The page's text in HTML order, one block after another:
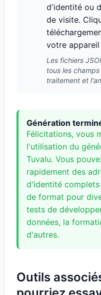
d'identité ou
de visite.
votre appareil
Les fichiers
tous les
traitement et
Génération
Félicitations, vous
l'utilisation du
Tuvalu. Vous
rapidement des
d'identité
de format pour
tests de
données, la
d'autres.
Outils